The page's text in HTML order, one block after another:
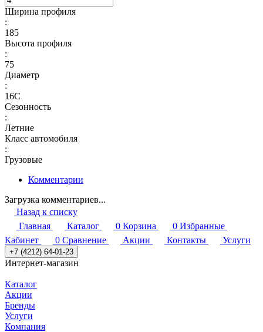
Ширина профиля
:
185
Высота профиля
:
75
Диаметр
:
16C
Сезонность
:
Летние
Класс автомобиля
:
Грузовые
Комментарии
Загрузка комментариев...
Назад к списку
Главная
Каталог 0 Корзина 0 Избранные
Кабинет
0 Сравнение Акции Контакты Услуги
+7 (4212) 64-01-23
Интернет-магазин
Каталог
Акции
Бренды
Услуги
Компания